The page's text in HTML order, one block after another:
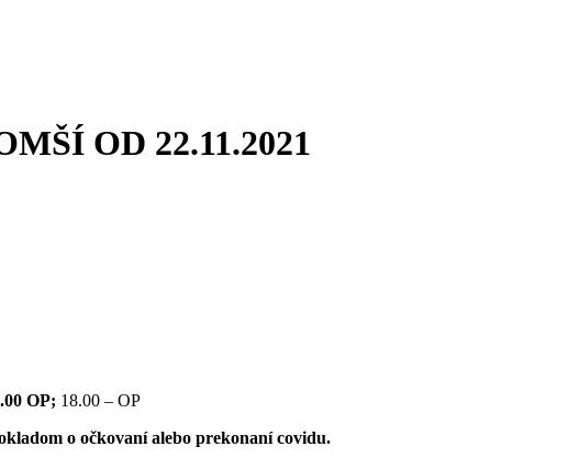
OD 22.11.2021
OP; 18.00 – OP
o očkovaní alebo prekonaní covidu.